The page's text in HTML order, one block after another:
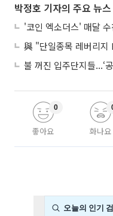
박정호 기자의 주요 뉴스
'코인 엑소더스' 매달
불 꺼진 입주단지들...‘
좋아요
0
화나요